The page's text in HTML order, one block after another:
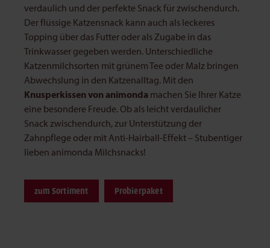
verdaulich und der perfekte Snack für zwischendurch.
Der flüssige Katzensnack kann auch als leckeres
Topping über das Futter oder als Zugabe in das
Trinkwasser gegeben werden. Unterschiedliche
Katzenmilchsorten mit grünem Tee oder Malz bringen
Abwechslung in den Katzenalltag. Mit den
Knusperkissen von animonda machen Sie Ihrer Katze
eine besondere Freude. Ob als leicht verdaulicher
Snack zwischendurch, zur Unterstützung der
Zahnpflege oder mit Anti-Hairball-Effekt – Stubentiger
lieben animonda Milchsnacks!
zum Sortiment Probierpaket